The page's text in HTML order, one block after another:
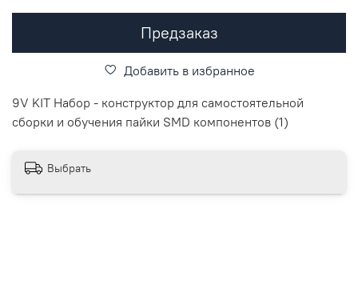
Предзаказ
Добавить в избранное
9V KIT Набор - конструктор для самостоятельной
сборки и обучения пайки SMD компонентов (1)
Выбрать